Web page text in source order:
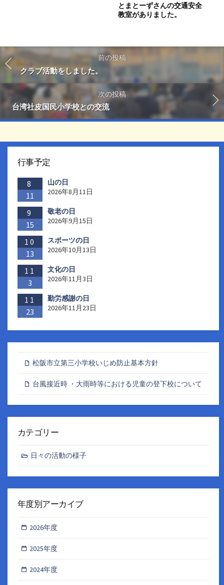
とまとーずさんの交通安全
教室がありました。
前の投稿
クラブ活動をしました。
次の投稿
台湾社皮国民小学校との交流
行事予定
8
11
山の日
2026年8月11日
9
15
敬老の日
2026年9月15日
10
13
スポーツの日
2026年10月13日
11
3
文化の日
2026年11月3日
11
23
勤労感謝の日
2026年11月23日
松阪市立第三小学校いじめ防止基本方針
台風接近時 ・大雨時等における児童の登下校について
カテゴリー
日々の活動の様子
年度別アーカイブ
2026年度
2025年度
2024年度